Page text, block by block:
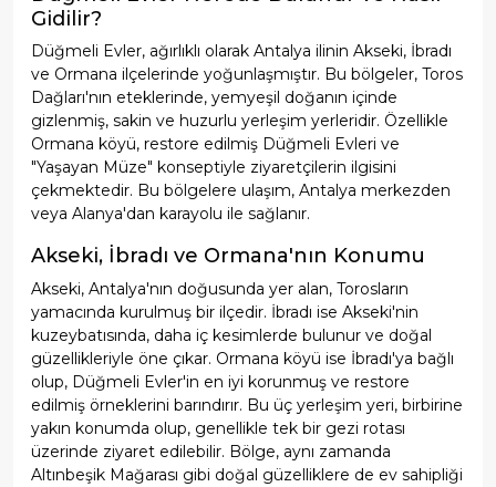
Gidilir?
Düğmeli Evler, ağırlıklı olarak Antalya ilinin Akseki, İbradı
ve Ormana ilçelerinde yoğunlaşmıştır. Bu bölgeler, Toros
Dağları'nın eteklerinde, yemyeşil doğanın içinde
gizlenmiş, sakin ve huzurlu yerleşim yerleridir. Özellikle
Ormana köyü, restore edilmiş Düğmeli Evleri ve
"Yaşayan Müze" konseptiyle ziyaretçilerin ilgisini
çekmektedir. Bu bölgelere ulaşım, Antalya merkezden
veya Alanya'dan karayolu ile sağlanır.
Akseki, İbradı ve Ormana'nın Konumu
Akseki, Antalya'nın doğusunda yer alan, Torosların
yamacında kurulmuş bir ilçedir. İbradı ise Akseki'nin
kuzeybatısında, daha iç kesimlerde bulunur ve doğal
güzellikleriyle öne çıkar. Ormana köyü ise İbradı'ya bağlı
olup, Düğmeli Evler'in en iyi korunmuş ve restore
edilmiş örneklerini barındırır. Bu üç yerleşim yeri, birbirine
yakın konumda olup, genellikle tek bir gezi rotası
üzerinde ziyaret edilebilir. Bölge, aynı zamanda
Altınbeşik Mağarası gibi doğal güzelliklere de ev sahipliği